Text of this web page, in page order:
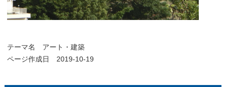
テーマ名 アート・建築
ページ作成日 2019-10-19